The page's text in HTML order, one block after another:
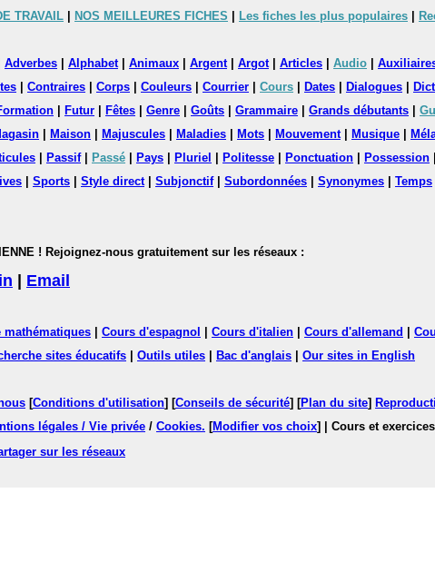
TRAVAIL NOS MEILLEURES FICHES Les fiches les plus populaires
Adverbes Alphabet| Animaux Argent| Argot| Articles Audio
Contraires Corps Couleurs Courrier Cours Dates Dialogues
Futur Fêtes Genre Goûts Grammaire Grands débutants
Maison Majuscules Maladies Mots Mouvement| Musique
Passif| Passé Pays Pluriel Politesse Ponctuation Possession
Sports Style direct| Subjonctif| Subordonnées Synonymes Temps
! Rejoignez-nous gratuitement sur les réseaux :
Email
mathématiques Cours d'espagnol Cours d'italien Cours d'allemand
sites éducatifs Outils utiles Bac d'anglais Our sites in English
[Conditions d'utilisation] [Conseils de sécurité] [Plan du site]
légales / Vie privée / Cookies. [Modifier vos choix]
| Cours et
sur les réseaux